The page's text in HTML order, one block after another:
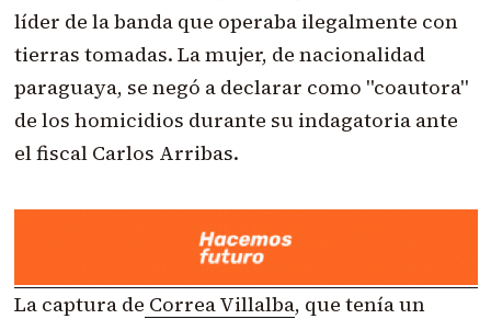
líder de la banda que operaba ilegalmente con
tierras tomadas. La mujer, de nacionalidad
paraguaya, se negó a declarar como "coautora"
de los homicidios durante su indagatoria ante
el fiscal Carlos Arribas.
La captura de Correa Villalba, que tenía un